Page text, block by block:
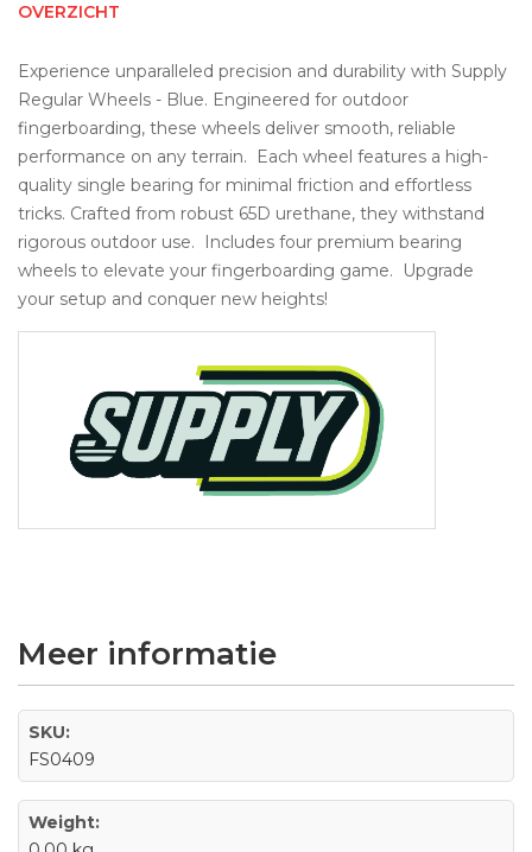
OVERZICHT
Experience unparalleled precision and durability with Supply
Regular Wheels - Blue. Engineered for outdoor
fingerboarding, these wheels deliver smooth, reliable
performance on any terrain.  Each wheel features a high-
quality single bearing for minimal friction and effortless
tricks. Crafted from robust 65D urethane, they withstand
rigorous outdoor use.  Includes four premium bearing
wheels to elevate your fingerboarding game.  Upgrade
your setup and conquer new heights!
Meer informatie
SKU:
FS0409
Weight: